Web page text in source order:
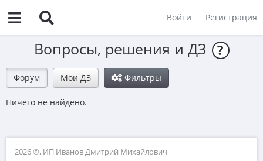
Войти Регистрация
Вопросы, решения и ДЗ ?
Форум Мои ДЗ Фильтры
Ничего не найдено.
2026 ©, ИП Иванов Дмитрий Михайлович